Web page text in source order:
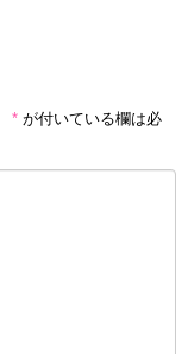
* が付いている欄は必